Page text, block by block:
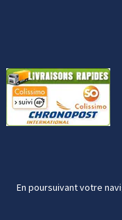
En poursuivant votre